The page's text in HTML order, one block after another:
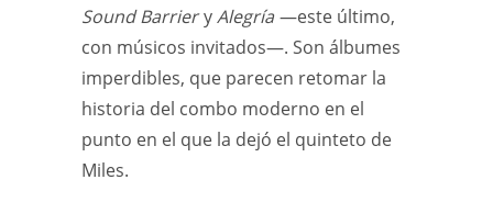
Sound BarrieryAlegría —este último,
con músicos invitados—. Son álbumes
imperdibles, que parecen retomar la
historia del combo moderno en el
punto en el que la dejó el quinteto de
Miles.